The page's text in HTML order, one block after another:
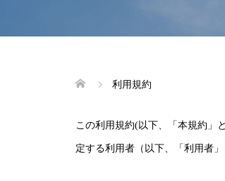
利用規約
この利用規約(以下、「本規約」
定する利用者（以下、「利用者